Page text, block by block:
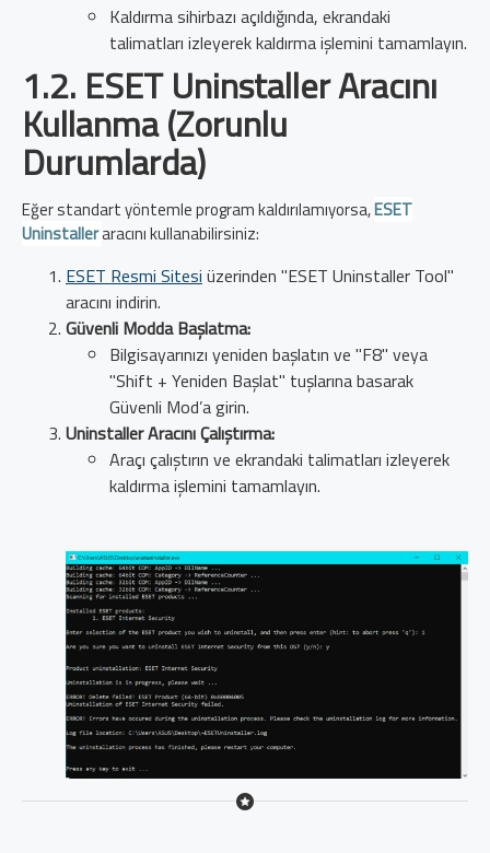
Kaldırma sihirbazı açıldığında, ekrandaki
talimatları izleyerek kaldırma işlemini tamamlayın.
1.2. ESET Uninstaller Aracını
Kullanma (Zorunlu
Durumlarda)
Eğer standart yöntemle program kaldırılamıyorsa,ESET
Uninstalleraracını kullanabilirsiniz:
ESET Resmi Sitesi üzerinden "ESET Uninstaller Tool"
aracını indirin.
Güvenli Modda Başlatma:
Bilgisayarınızı yeniden başlatın ve "F8" veya
"Shift + Yeniden Başlat" tuşlarına basarak
Güvenli Mod’a girin.
Uninstaller Aracını Çalıştırma:
Araçı çalıştırın ve ekrandaki talimatları izleyerek
kaldırma işlemini tamamlayın.